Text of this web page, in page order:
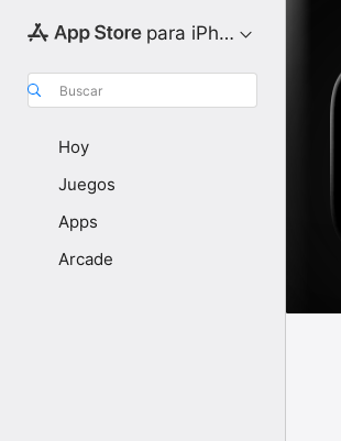
para iPhone
Buscar
Hoy
Juegos
Apps
Arcade